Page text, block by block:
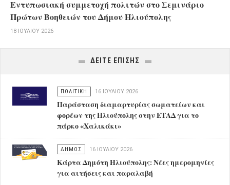
Εντυπωσιακή συμμετοχή πολιτών στο Σεμινάριο
Πρώτων Βοηθειών του Δήμου Ηλιούπολης
18 ΙΟΥΛΊΟΥ 2026
ΔΕΙΤΕ ΕΠΙΣΗΣ
ΠΟΛΙΤΙΚΗ 16 ΙΟΥΛΊΟΥ 2026
Παράσταση διαμαρτυρίας σωματείων και
φορέων της Ηλιούπολης στην ΕΤΑΔ για το
πάρκο «Χαλικάκι»
ΔΗΜΟΣ 16 ΙΟΥΛΊΟΥ 2026
Κάρτα Δημότη Ηλιούπολης: Νέες ημερομηνίες
για αιτήσεις και παραλαβή